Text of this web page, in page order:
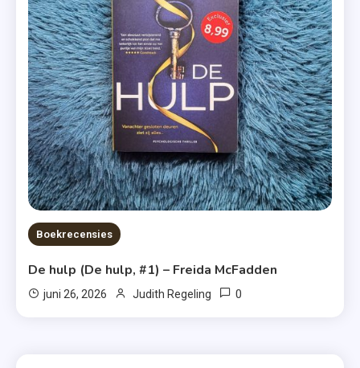
Boekrecensies
De hulp (De hulp, #1) – Freida McFadden
juni 26, 2026 Judith Regeling 0